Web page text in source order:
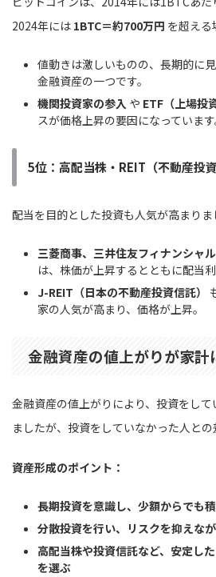
2024年には 1BTC＝約700万円 を超える
値動きは激しいものの、長期的に
金融資産の一つです。
機関投資家の参入 や ETF（上場投
スが価格上昇の要因になっています
5位：高配当株・REIT（不動産投資
配当を目的とした投資も人気が高まりま
三菱商事、三井住友フィナンシャ
は、株価が上昇するとともに配当
J-REIT（日本の不動産投資信託）
家の人気が高まり、価格が上昇。
金融資産の値上がりが家計
金融資産の値上がりにより、投資をし
ましたが、投資をしていなかった人との
資産形成のポイント：
長期投資を意識し、少額からでも
分散投資を行い、リスクを抑えな
高配当株や投資信託など、安定し
を選ぶ